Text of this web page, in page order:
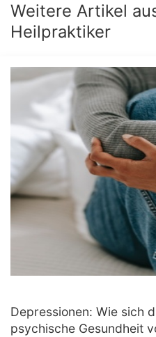
Weitere Artikel
Heilpraktiker
Depressionen: Wie sich
psychische Gesundheit